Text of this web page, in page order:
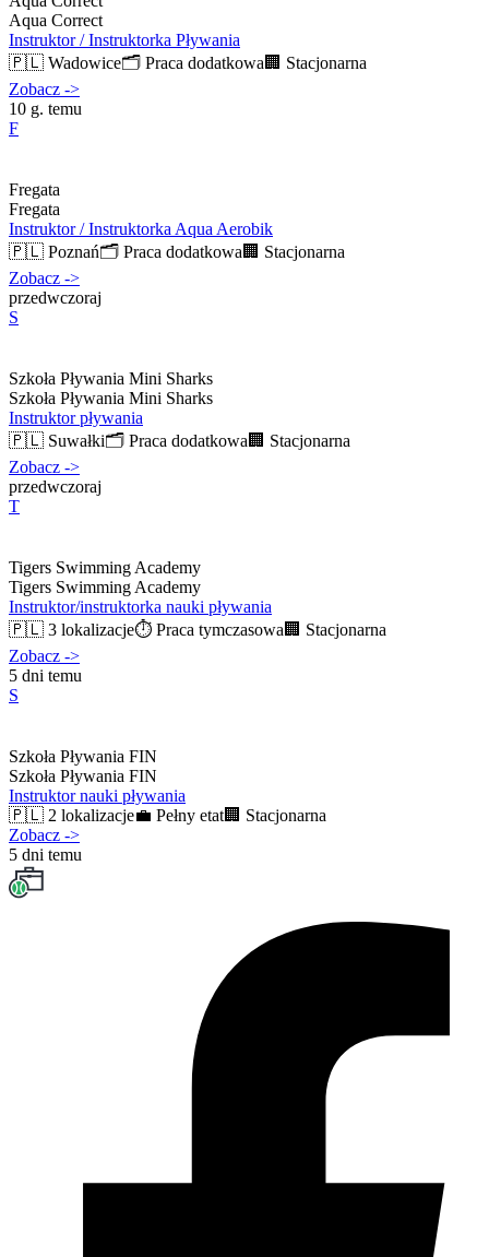
Aqua Correct
Instruktor / Instruktorka Pływania
🇵🇱 Wadowice🗂️ Praca dodatkowa 🏢 Stacjonarna
Zobacz ->
10 g. temu
F
Fregata
Fregata
Instruktor / Instruktorka Aqua Aerobik
🇵🇱 Poznań🗂️ Praca dodatkowa 🏢 Stacjonarna
Zobacz ->
przedwczoraj
S
Szkoła Pływania Mini Sharks
Szkoła Pływania Mini Sharks
Instruktor pływania
🇵🇱 Suwałki🗂️ Praca dodatkowa 🏢 Stacjonarna
Zobacz ->
przedwczoraj
T
Tigers Swimming Academy
Tigers Swimming Academy
Instruktor/instruktorka nauki pływania
🇵🇱 3 lokalizacje⏱️ Praca tymczasowa 🏢 Stacjonarna
Zobacz ->
5 dni temu
S
Szkoła Pływania FIN
Szkoła Pływania FIN
Instruktor nauki pływania
🇵🇱 2 lokalizacje💼 Pełny etat🏢 Stacjonarna
Zobacz ->
5 dni temu